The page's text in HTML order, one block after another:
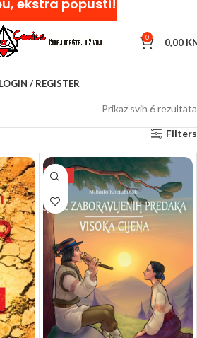
0 0,00
LOGIN / REGISTER
Prikaz svih 6 rezultata
Filters
NEW
ekstra popusti!